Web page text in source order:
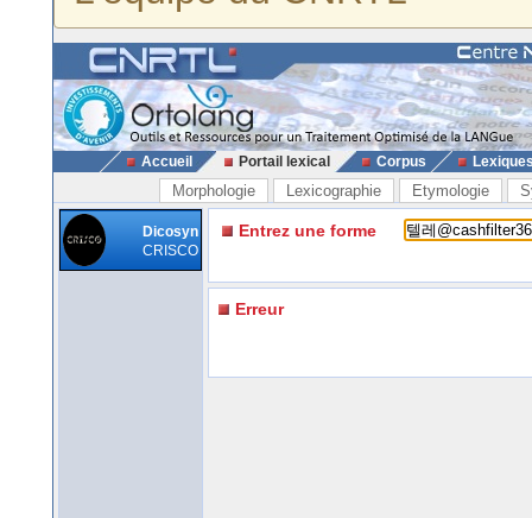
Accueil Portail lexical Corpus
Morphologie Lexicographie Etymologie
Dicosyn
CRISCO
Entrez une forme
Erreur